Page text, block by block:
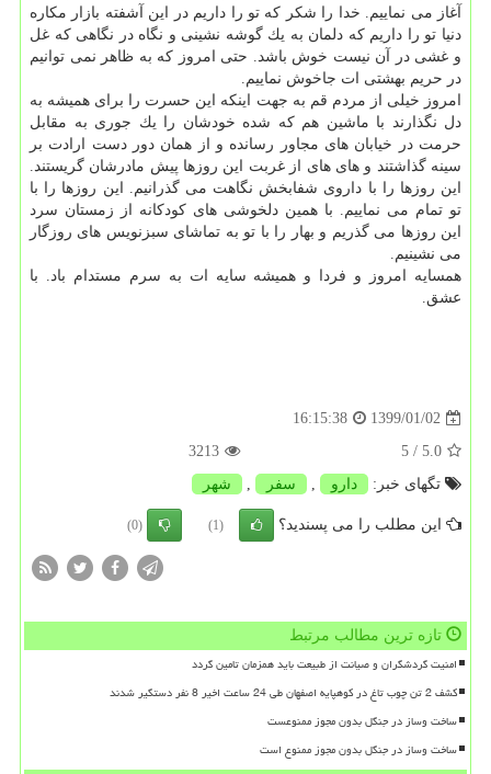
آغاز می نماییم. خدا را شكر كه تو را داریم در این آشفته بازار مكاره
دنیا تو را داریم كه دلمان به یك گوشه نشینی و نگاه در نگاهی كه غل
و غشی در آن نیست خوش باشد. حتی امروز كه به ظاهر نمی توانیم
در حریم بهشتی ات جاخوش نماییم.
امروز خیلی از مردم قم به جهت اینكه این حسرت را برای همیشه به
دل نگذارند با ماشین هم كه شده خودشان را یك جوری به مقابل
حرمت در خیابان های مجاور رسانده و از همان دور دست ارادت بر
سینه گذاشتند و های های از غربت این روزها پیش مادرشان گریستند.
این روزها را با داروی شفابخش نگاهت می گذرانیم. این روزها را با
تو تمام می نماییم. با همین دلخوشی های كودكانه از زمستان سرد
این روزها می گذریم و بهار را با تو به تماشای سبزنویس های روزگار
می نشینیم.
همسایه امروز و فردا و همیشه سایه ات به سرم مستدام باد. با
عشق.
1399/01/02
16:15:38
5.0
/ 5
3213
تگهای خبر:
دارو , سفر , شهر
این مطلب را می پسندید؟ (1)
(0)
تازه ترین مطالب مرتبط
امنیت گردشگران و صیانت از طبیعت باید همزمان تامین گردد
کشف 2 تن چوب تاغ در کوهپایه اصفهان طی 24 ساعت اخیر 8 نفر دستگیر شدند
ساخت وساز در جنگل بدون مجوز ممنوعست
ساخت وساز در جنگل بدون مجوز ممنوع است